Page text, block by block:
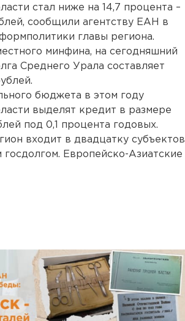
стал ниже на 14,7 процента –
сообщили агентству ЕАН в
главы региона.
минфина, на сегодняшний
Среднего Урала составляет
бюджета в этом году
выделят кредит в размере
под 0,1 процента годовых.
входит в двадцатку субъектов
Европейско-Азиатские